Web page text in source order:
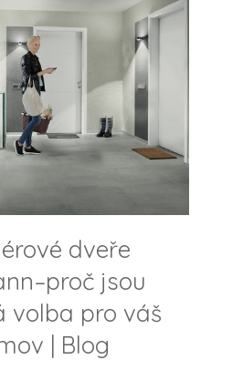
dveře
jsou
volba pro váš
| Blog